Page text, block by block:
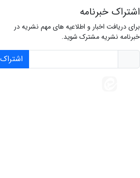
اشتراک خبرنامه
برای دریافت اخبار و اطلاعیه های مهم نشریه در
خبرنامه نشریه مشترک شوید.
اشتراک